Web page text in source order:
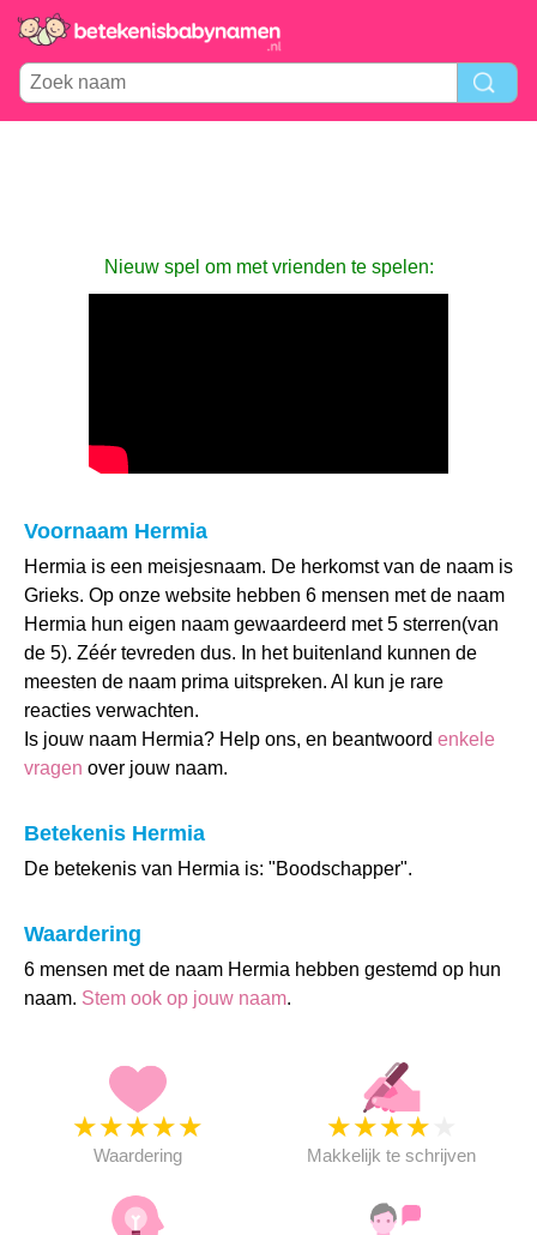
Nieuw spel om met vrienden te spelen:
Voornaam Hermia
Hermia is een meisjesnaam. De herkomst van de naam is
Grieks. Op onze website hebben 6 mensen met de naam
Hermia hun eigen naam gewaardeerd met 5 sterren(van
de 5). Zéér tevreden dus. In het buitenland kunnen de
meesten de naam prima uitspreken. Al kun je rare
reacties verwachten.
Is jouw naam Hermia? Help ons, en beantwoord enkele
vragen over jouw naam.
Betekenis Hermia
De betekenis van Hermia is: "Boodschapper".
Waardering
6 mensen met de naam Hermia hebben gestemd op hun
naam. Stem ook op jouw naam.
★★★★★
Waardering
★★★★
Makkelijk te schrijven